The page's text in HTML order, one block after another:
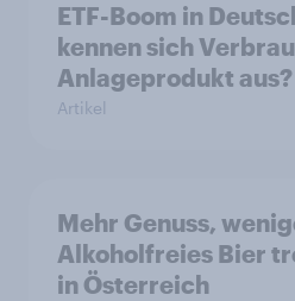
ETF-Boom in
kennen sich
Anlageprodukt aus?
Artikel
Mehr Genuss,
Alkoholfreies Bier
in Österreich